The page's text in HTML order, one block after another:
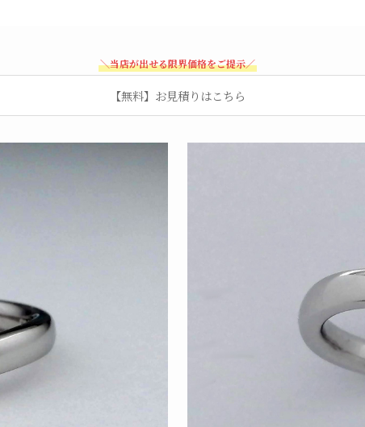
＼当店が出せる限界価格をご提示／
【無料】お見積りはこちら